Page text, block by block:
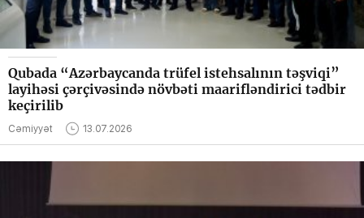
Qubada “Azərbaycanda trüfel istehsalının təşviqi”
layihəsi çərçivəsində növbəti maarifləndirici tədbir
keçirilib
Cəmiyyət 13.07.2026